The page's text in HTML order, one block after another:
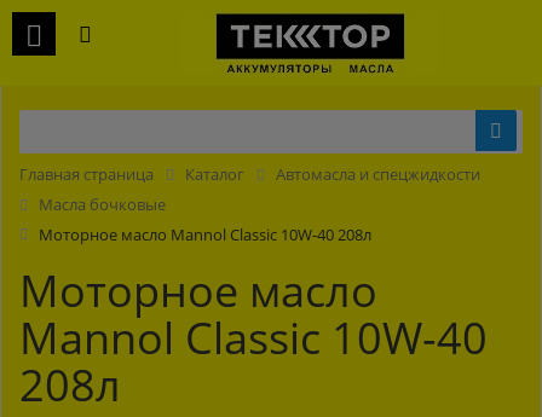
Главная страница Каталог
Автомасла и спецжидкости
Масла бочковые
Моторное масло Mannol Classiс 10W-40 208л
Моторное масло
Mannol Classiс 10W-40
208л